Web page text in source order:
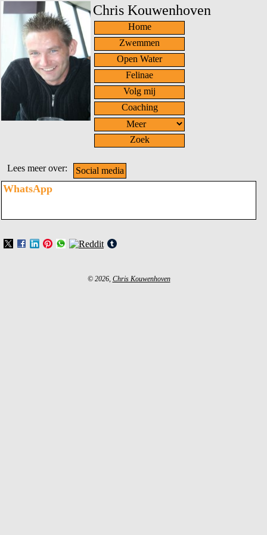
Chris Kouwenhoven
Home
Zwemmen
Open Water
Felinae
Volg mij
Coaching
Zoek
Lees meer over: Social media
WhatsApp
© 2026, Chris Kouwenhoven